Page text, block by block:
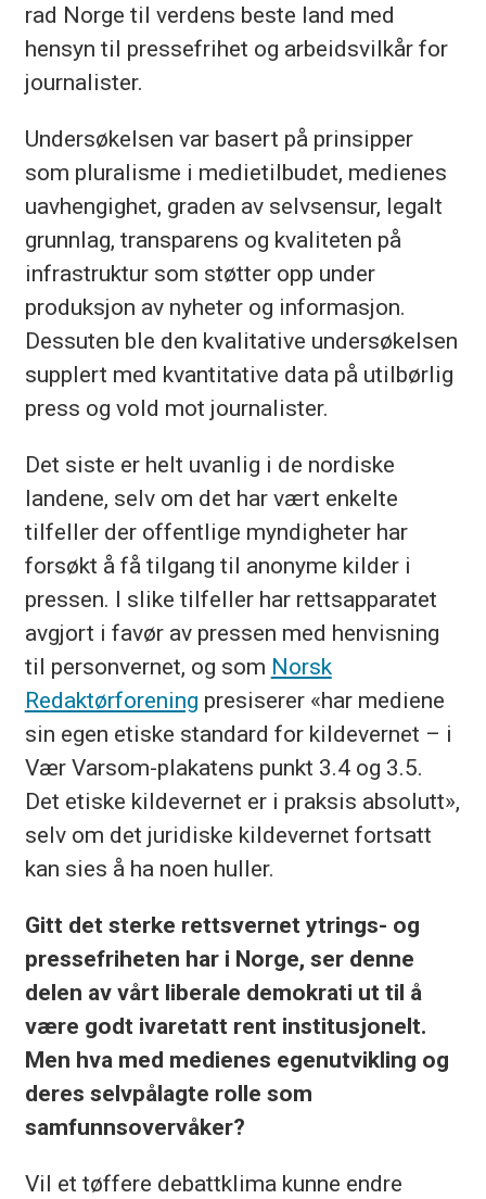
rad Norge til verdens beste land med
hensyn til pressefrihet og arbeidsvilkår for
journalister.
Undersøkelsen var basert på prinsipper
som pluralisme i medietilbudet, medienes
uavhengighet, graden av selvsensur, legalt
grunnlag, transparens og kvaliteten på
infrastruktur som støtter opp under
produksjon av nyheter og informasjon.
Dessuten ble den kvalitative undersøkelsen
supplert med kvantitative data på utilbørlig
press og vold mot journalister.
Det siste er helt uvanlig i de nordiske
landene, selv om det har vært enkelte
tilfeller der offentlige myndigheter har
forsøkt å få tilgang til anonyme kilder i
pressen. I slike tilfeller har rettsapparatet
avgjort i favør av pressen med henvisning
til personvernet, og som Norsk
Redaktørforening presiserer «har mediene
sin egen etiske standard for kildevernet – i
Vær Varsom-plakatens punkt 3.4 og 3.5.
Det etiske kildevernet er i praksis absolutt»,
selv om det juridiske kildevernet fortsatt
kan sies å ha noen huller.
Gitt det sterke rettsvernet ytrings- og
pressefriheten har i Norge, ser denne
delen av vårt liberale demokrati ut til å
være godt ivaretatt rent institusjonelt.
Men hva med medienes egenutvikling og
deres selvpålagte rolle som
samfunnsovervåker?
Vil et tøffere debattklima kunne endre